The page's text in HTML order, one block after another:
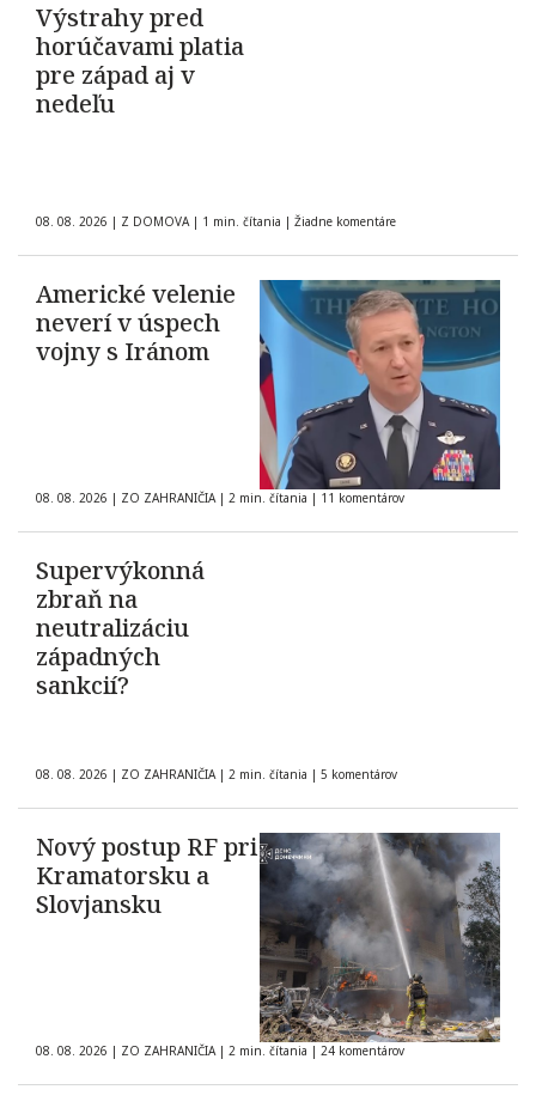
Výstrahy pred
horúčavami platia
pre západ aj v
nedeľu
08. 08. 2026 | Z DOMOVA | 1 min. čítania | Žiadne komentáre
Americké velenie
neverí v úspech
vojny s Iránom
08. 08. 2026 | ZO ZAHRANIČIA | 2 min. čítania | 11 komentárov
Supervýkonná
zbraň na
neutralizáciu
západných
sankcií?
08. 08. 2026 | ZO ZAHRANIČIA | 2 min. čítania | 5 komentárov
Nový postup RF pri
Kramatorsku a
Slovjansku
08. 08. 2026 | ZO ZAHRANIČIA | 2 min. čítania | 24 komentárov